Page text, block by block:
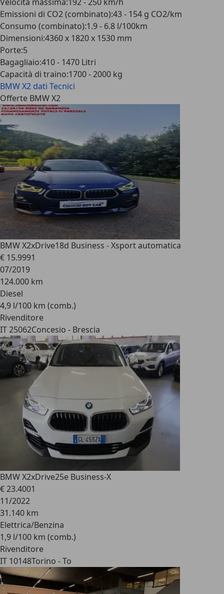
Emissioni di CO2 (combinato):43 - 154 g CO2/km
Consumo (combinato):1.9 - 6.8 l/100km
Dimensioni:4360 x 1820 x 1530 mm
Porte:5
Bagagliaio:410 - 1470 Litri
Capacità di traino:1700 - 2000 kg
BMW X2 dati Tecnici
Offerte BMW X2
BMW X2xDrive18d Business - Xsport automatica
€ 15.9991
07/2019
124.000 km
Diesel
4,9 l/100 km (comb.)
Rivenditore
IT 25062Concesio - Brescia
BMW X2xDrive25e Business-X
€ 23.4001
11/2022
31.140 km
Elettrica/Benzina
1,9 l/100 km (comb.)
Rivenditore
IT 10148Torino - To